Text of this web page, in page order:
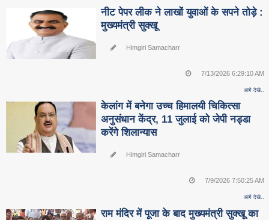
नीट पेपर लीक ने लाखों युवाओं के सपने तोड़े :
मुख्यमंत्री सुक्खू
Himgiri Samacharr
7/13/2026 6:29:10 AM
आगे देखे..
केलांग में बनेगा उच्च हिमालयी चिकित्सा
अनुसंधान केंद्र, 11 जुलाई को जेपी नड्डा
करेंगे शिलान्यास
Himgiri Samacharr
7/9/2026 7:50:25 AM
आगे देखे..
राम मंदिर में पूजा के बाद मुख्यमंत्री सुक्खू का